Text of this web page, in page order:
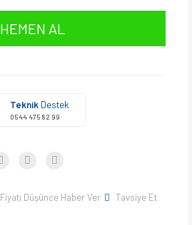
HEMEN AL
Teknik Destek
0544 475 82 99
Fiyatı Düşünce Haber Ver Tavsiye Et